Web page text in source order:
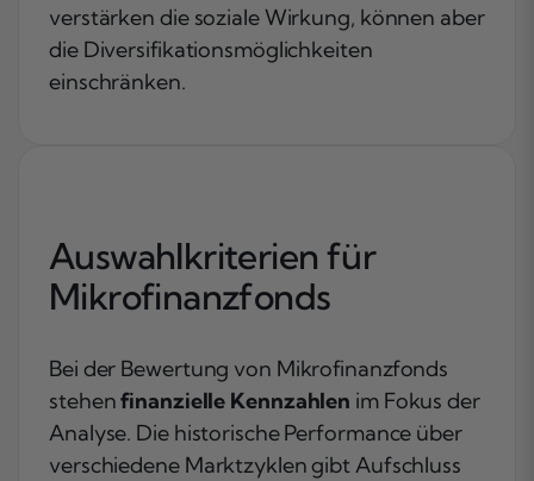
verstärken die soziale Wirkung, können aber
die Diversifikationsmöglichkeiten
einschränken.
Auswahlkriterien für
Mikrofinanzfonds
Bei der Bewertung von Mikrofinanzfonds
stehenfinanzielle Kennzahlen im Fokus der
Analyse. Die historische Performance über
verschiedene Marktzyklen gibt Aufschluss